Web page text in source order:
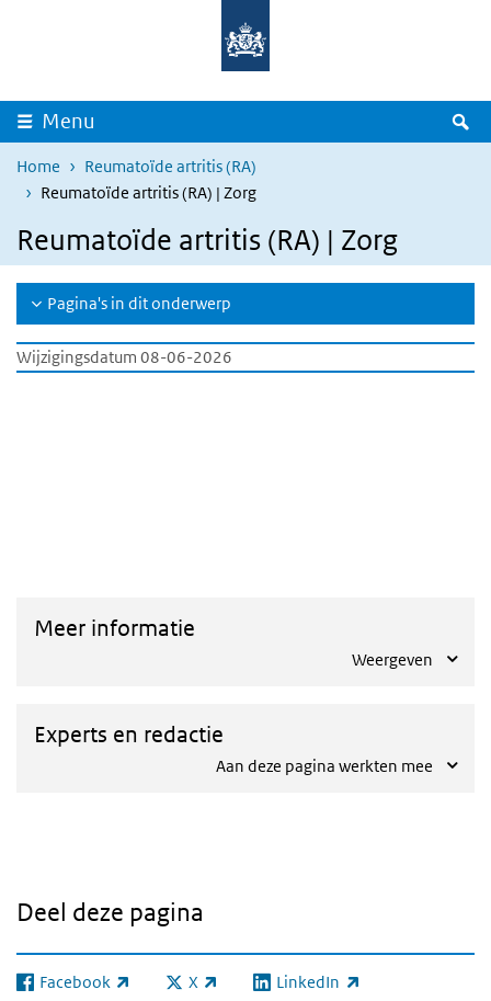
Overslaan en naar de inhoud gaan
Menu
Home
Reumatoïde artritis (RA)
Reumatoïde artritis (RA) | Zorg
Reumatoïde artritis (RA) | Zorg
Pagina's in dit onderwerp
Wijzigingsdatum 08-06-2026
Meer informatie
Weergeven
Experts en redactie
Aan deze pagina werkten mee
Deel deze pagina
Facebook
(externe link) X
(externe link) LinkedIn
(externe link)